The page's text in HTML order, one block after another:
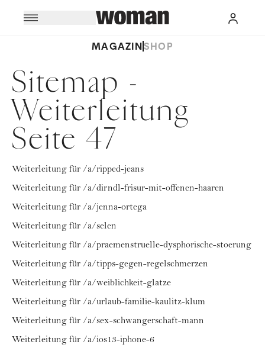
MAGAZINSHOP
Sitemap -
Weiterleitung
Seite 47
Weiterleitung für /a/ripped-jeans
Weiterleitung für /a/dirndl-frisur-mit-offenen-haaren
Weiterleitung für /a/jenna-ortega
Weiterleitung für /a/selen
Weiterleitung für /a/praemenstruelle-dysphorische-stoerung
Weiterleitung für /a/tipps-gegen-regelschmerzen
Weiterleitung für /a/weiblichkeit-glatze
Weiterleitung für /a/urlaub-familie-kaulitz-klum
Weiterleitung für /a/sex-schwangerschaft-mann
Weiterleitung für /a/ios13-iphone-6